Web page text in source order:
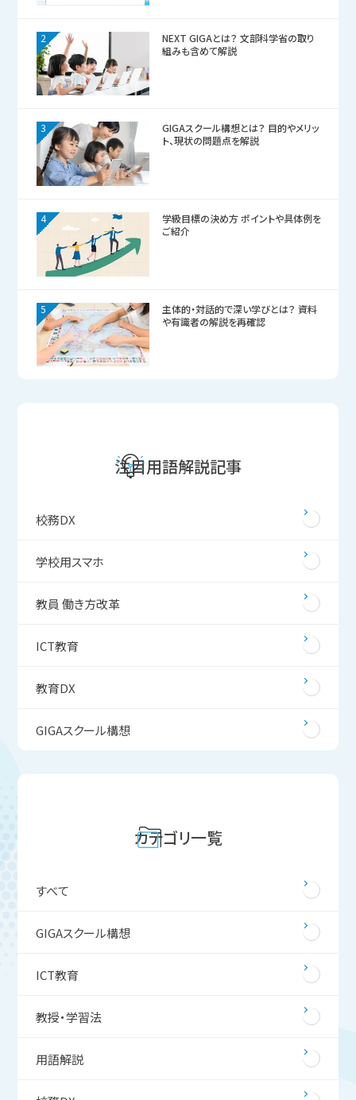
2
NEXT GIGAとは？ 文部科学省の取り
組みも含めて解説
3
GIGAスクール構想とは？ 目的やメリッ
ト、現状の問題点を解説
4
学級目標の決め方 ポイントや具体例を
ご紹介
5
主体的・対話的で深い学びとは？ 資料
や有識者の解説を再確認
注目用語解説記事
校務DX
学校用スマホ
教員 働き方改革
ICT教育
教育DX
GIGAスクール構想
カテゴリ一覧
すべて
GIGAスクール構想
ICT教育
教授・学習法
用語解説